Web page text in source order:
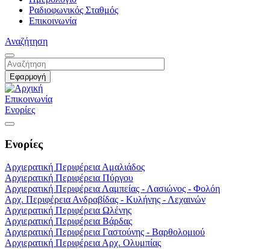
Ραδιοφωνικός Σταθμός
Επικοινωνία
Αναζήτηση
Επικοινωνία
Ενορίες
Ενορίες
Αρχιερατική Περιφέρεια Αμαλιάδος
Αρχιερατική Περιφέρεια Πύργου
Αρχιερατική Περιφέρεια Λαμπείας - Λασιώνος - Φολόη
Αρχ. Περιφέρεια Ανδραβίδας - Κυλήνης - Λεχαινών
Αρχιερατική Περιφέρεια Ωλένης
Αρχιερατική Περιφέρεια Βάρδας
Αρχιερατική Περιφέρεια Γαστούνης - Βαρθολομιού
Αρχιερατική Περιφέρεια Αρχ. Ολυμπίας